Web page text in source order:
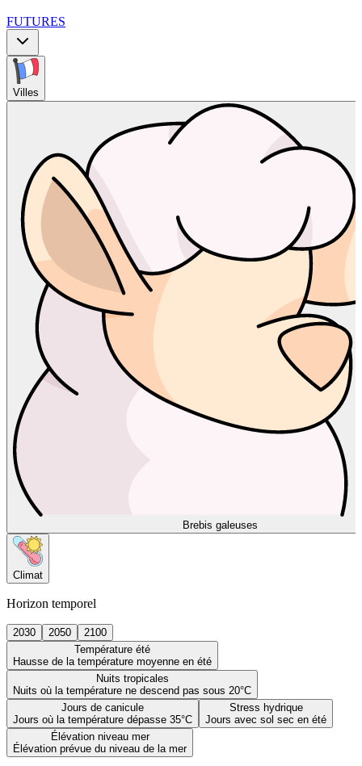
FUTURES
Villes
Brebis galeuses
Climat
Horizon temporel
2030 2050
2100
Température été
Hausse de la température moyenne en été
Nuits tropicales
Nuits où la température ne descend pas sous 20°C
Jours de canicule
Jours où la température dépasse 35°C
Stress hydrique
Jours avec sol sec en été
Élévation niveau mer
Élévation prévue du niveau de la mer